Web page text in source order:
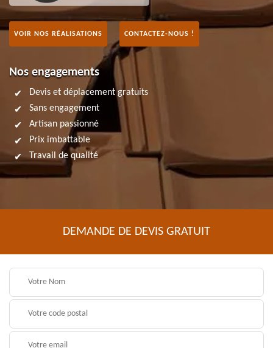
VOIR NOS RÉALISATIONS CONTACTEZ-NOUS !
Nos engagements
Devis et déplacement gratuits
Sans engagement
Artisan passionné
Prix imbattable
Travail de qualité
DEMANDE DE DEVIS GRATUIT